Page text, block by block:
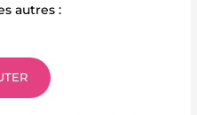
autres :